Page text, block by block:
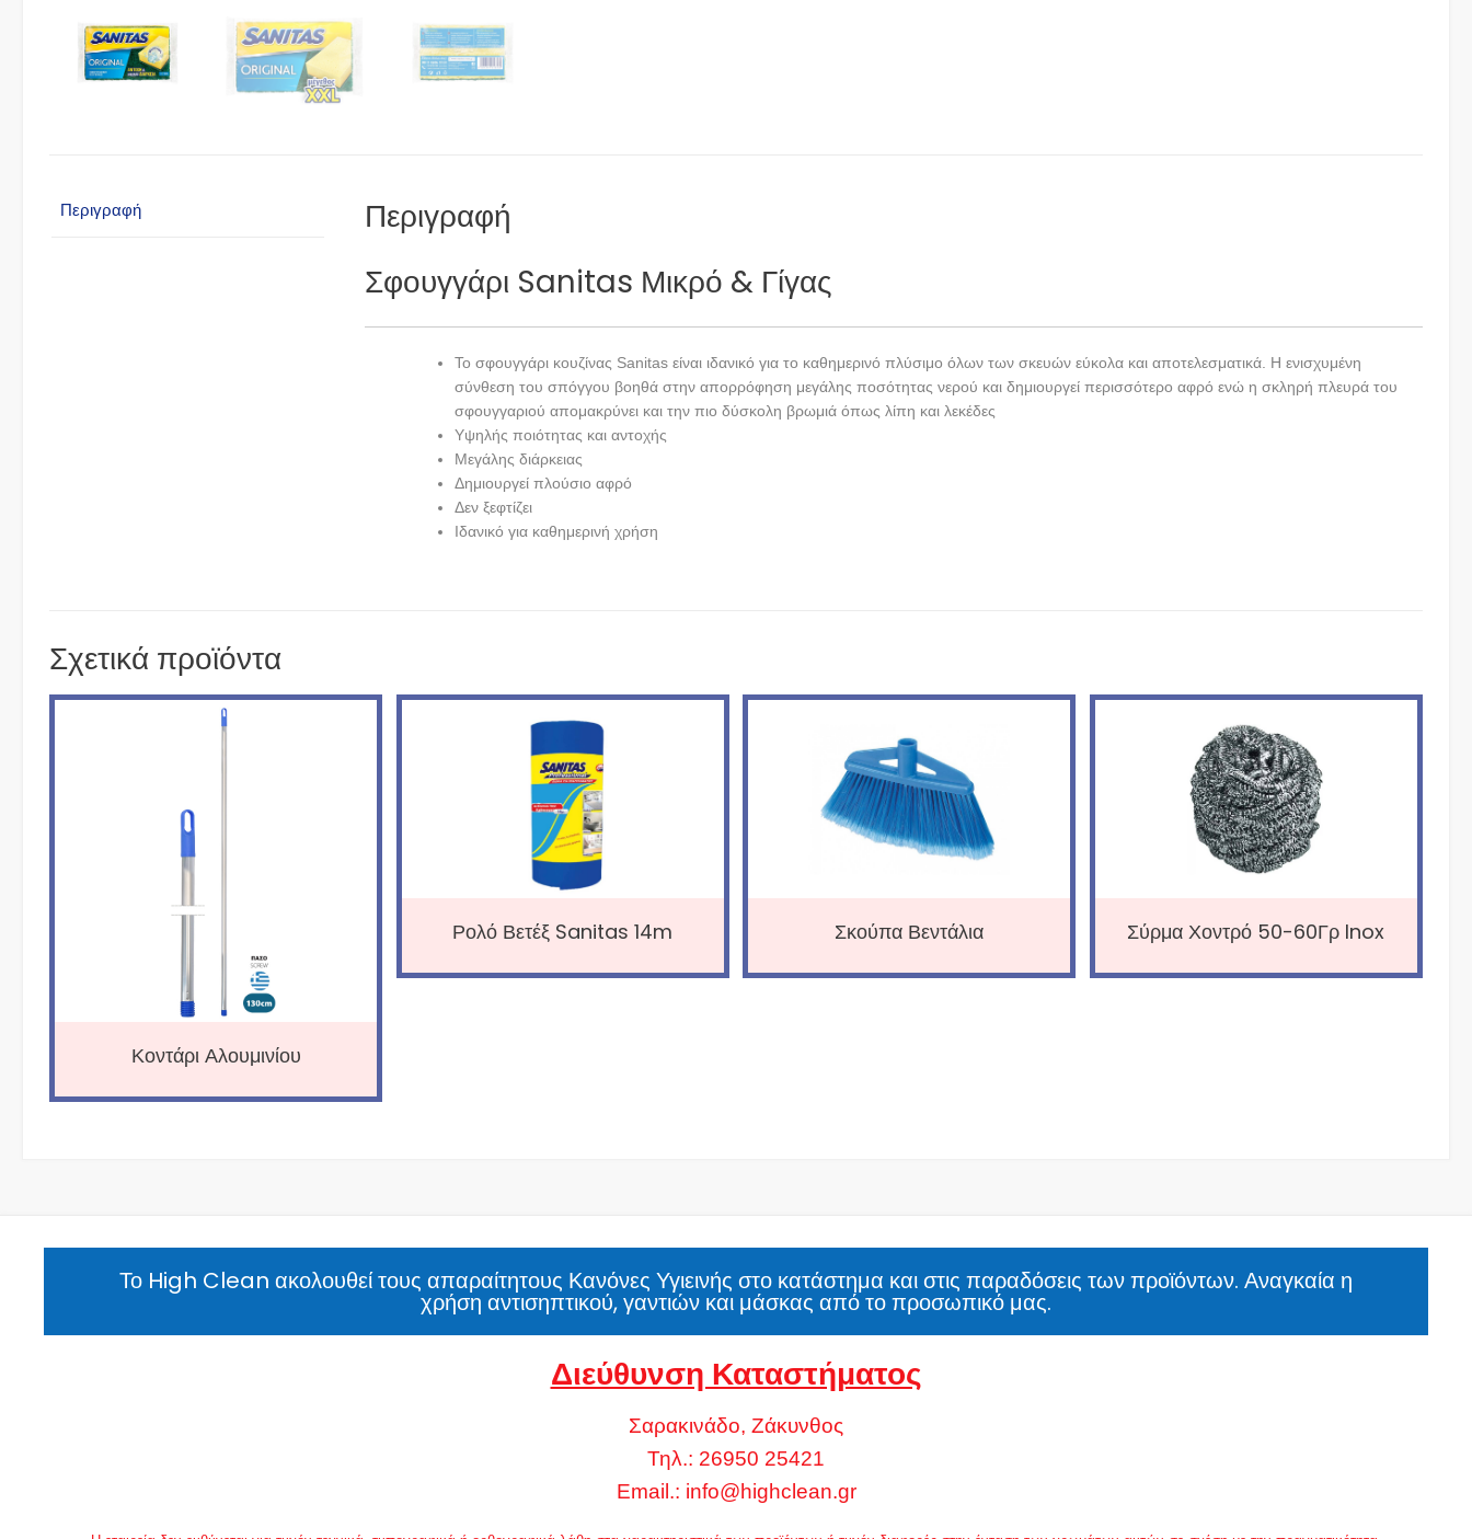
Περιγραφή
Περιγραφή
Σφουγγάρι Sanitas Μικρό & Γίγας
To σφουγγάρι κουζίνας Sanitas είναι ιδανικό για το καθημερινό πλύσιμο όλων των σκευών εύκολα και αποτελεσματικά. Η ενισχυμένη
σύνθεση του σπόγγου βοηθά στην απορρόφηση μεγάλης ποσότητας νερού και δημιουργεί περισσότερο αφρό ενώ η σκληρή πλευρά του
σφουγγαριού απομακρύνει και την πιο δύσκολη βρωμιά όπως λίπη και λεκέδες
Υψηλής ποιότητας και αντοχής
Μεγάλης διάρκειας
Δημιουργεί πλούσιο αφρό
Δεν ξεφτίζει
Ιδανικό για καθημερινή χρήση
Σχετικά προϊόντα
Κοντάρι Αλουμινίου
Ρολό Βετέξ Sanitas 14m Σκούπα Βεντάλια Σύρμα Χοντρό 50-60Γρ Inox
Το High Clean ακολουθεί τους απαραίτητους Κανόνες Υγιεινής στο κατάστημα και στις παραδόσεις των προϊόντων. Αναγκαία η
χρήση αντισηπτικού, γαντιών και μάσκας από το προσωπικό μας.
Διεύθυνση Καταστήματος
Σαρακινάδο, Ζάκυνθος
Τηλ.: 26950 25421
Email.: info@highclean.gr